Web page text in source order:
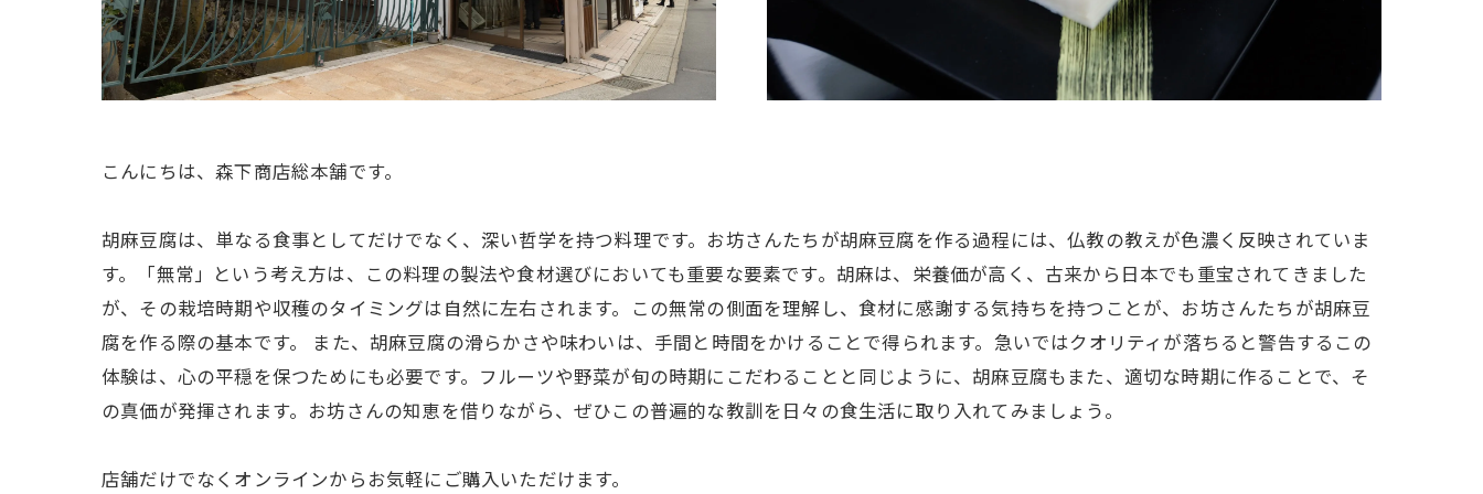
こんにちは、森下商店総本舗です。
胡麻豆腐は、単なる食事としてだけでなく、深い哲学を持つ料理です。お坊さんたちが胡麻豆腐を作る過程には、仏教の教えが色濃く反映されていま
す。「無常」という考え方は、この料理の製法や食材選びにおいても重要な要素です。胡麻は、栄養価が高く、古来から日本でも重宝されてきました
が、その栽培時期や収穫のタイミングは自然に左右されます。この無常の側面を理解し、食材に感謝する気持ちを持つことが、お坊さんたちが胡麻豆
腐を作る際の基本です。 また、胡麻豆腐の滑らかさや味わいは、手間と時間をかけることで得られます。急いではクオリティが落ちると警告するこの
体験は、心の平穏を保つためにも必要です。フルーツや野菜が旬の時期にこだわることと同じように、胡麻豆腐もまた、適切な時期に作ることで、そ
の真価が発揮されます。お坊さんの知恵を借りながら、ぜひこの普遍的な教訓を日々の食生活に取り入れてみましょう。
店舗だけでなくオンラインからお気軽にご購入いただけます。